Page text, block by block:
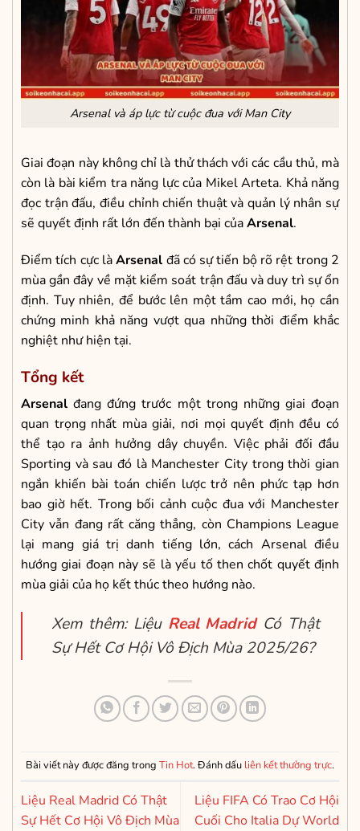
Arsenal và áp lực từ cuộc đua với Man City
Giai đoạn này không chỉ là thử thách với các cầu thủ, mà
còn là bài kiểm tra năng lực của Mikel Arteta. Khả năng
đọc trận đấu, điều chỉnh chiến thuật và quản lý nhân sự
sẽ quyết định rất lớn đến thành bại củaArsenal.
Điểm tích cực làArsenal đã có sự tiến bộ rõ rệt trong 2
mùa gần đây về mặt kiểm soát trận đấu và duy trì sự ổn
định. Tuy nhiên, để bước lên một tầm cao mới, họ cần
chứng minh khả năng vượt qua những thời điểm khắc
nghiệt như hiện tại.
Tổng kết
Arsenal đang đứng trước một trong những giai đoạn
quan trọng nhất mùa giải, nơi mọi quyết định đều có
thể tạo ra ảnh hưởng dây chuyền. Việc phải đối đầu
Sporting và sau đó là Manchester City trong thời gian
ngắn khiến bài toán chiến lược trở nên phức tạp hơn
bao giờ hết. Trong bối cảnh cuộc đua với Manchester
City vẫn đang rất căng thẳng, còn Champions League
lại mang giá trị danh tiếng lớn, cách Arsenal điều
hướng giai đoạn này sẽ là yếu tố then chốt quyết định
mùa giải của họ kết thúc theo hướng nào.
Xem thêm: Liệu Real MadridCó Thật
Sự Hết Cơ Hội Vô Địch Mùa 2025/26?
Bài viết này được đăng trong Tin Hot. Đánh dấu liên kết thường trực.
Liệu Real Madrid Có Thật
Sự Hết Cơ Hội Vô Địch Mùa
Liệu FIFA Có Trao Cơ Hội
Cuối Cho Italia Dự World